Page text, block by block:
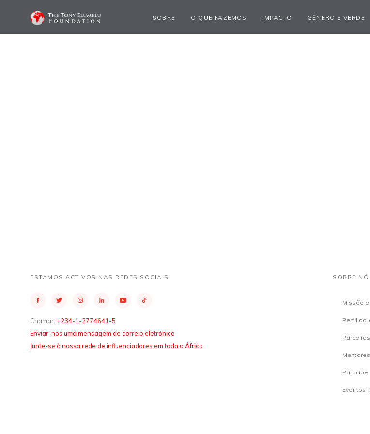
SOBRE O QUE FAZEMOS IMPACTO GÊNERO E VERDE
ESTAMOS ACTIVOS NAS REDES SOCIAIS
Chamar: +234-1-2774641-5
Enviar-nos uma mensagem de correio eletrónico
Junte-se à nossa rede de influenciadores em toda a África
SOBRE
Missão
Perfil da
Parceiros
Mentores
Participe
Eventos